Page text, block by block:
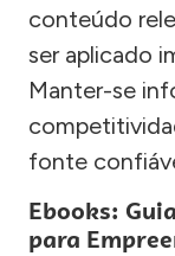
conteúdo
ser aplicado
Manter-se
fonte
Ebooks:
para